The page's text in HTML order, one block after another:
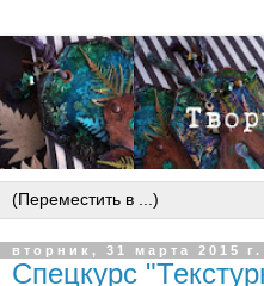
вторник, 31 марта 2015 г.
Спецкурс